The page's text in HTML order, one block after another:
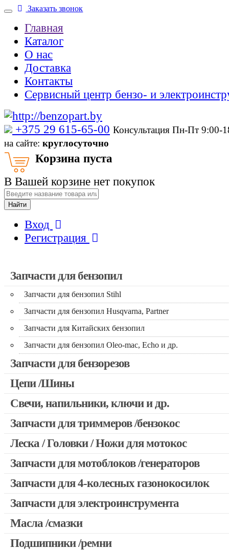
Заказать звонок
Главная
Каталог
О нас
Доставка
Контакты
Сервисный центр бензо- и
‎+375 29 615-65-00 Консультация Пн-Пт 9:00-
на сайте: круглосуточно
Корзина пуста
В Вашей корзине нет покупок
Найти
Вход
Регистрация
Запчасти для бензопил
Запчасти для бензопил Stihl
Запчасти для бензопил Husqvarna, Partner
Запчасти для Китайских бензопил
Запчасти для бензопил Oleo-mac, Echo и др.
Запчасти для бензорезов
Цепи /Шины
Свечи, напильники, ключи и др.
Запчасти для триммеров /бензокос
Запчасти для Китайских триммеров
Запчасти для мотокос Stihl /Husqvarna /Oleo-mac /Echo и
Леска / Головки / Ножи для мотокос
Запчасти для мотоблоков /генераторов
Запчасти для 4-колесных газонокосилок
Запчасти для электроинструмента
Двигатели, редукторы для шуруповертов
Патроны для шуруповертов / перфораторов
Масла /смазки
Подшипники /ремни